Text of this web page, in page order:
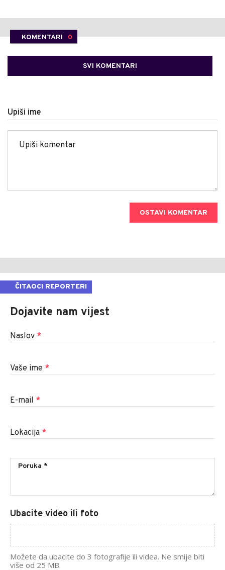
KOMENTARI 0
SVI KOMENTARI
Upiši ime
OSTAVI KOMENTAR
ČITAOCI REPORTERI
Dojavite nam vijest
Naslov *
Vaše ime *
E-mail *
Lokacija *
Ubacite video ili foto
Možete da ubacite do 3 fotografije ili videa. Ne smije biti
više od 25 MB.